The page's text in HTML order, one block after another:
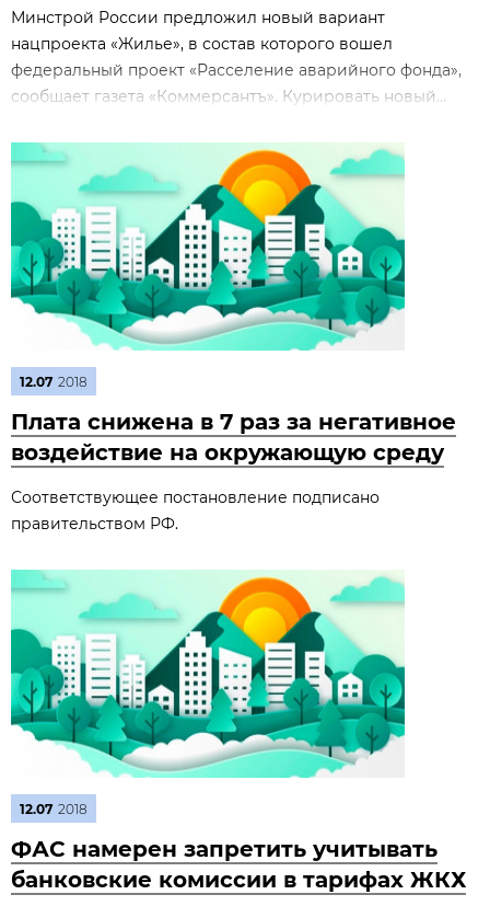
Минстрой России предложил новый вариант
нацпроекта «Жилье», в состав которого вошел
федеральный проект «Расселение аварийного фонда»,
сообщает газета «Коммерсантъ». Курировать новый...
12.07 2018
Плата снижена в 7 раз за негативное
воздействие на окружающую среду
Соответствующее постановление подписано
правительством РФ.
12.07 2018
ФАС намерен запретить учитывать
банковские комиссии в тарифах ЖКХ